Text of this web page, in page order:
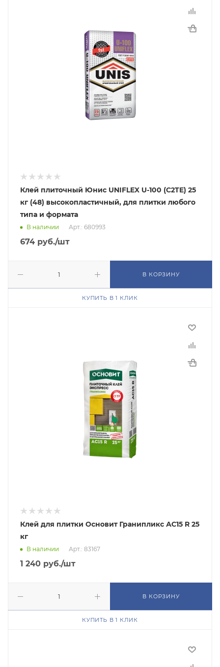
Клей плиточный Юнис UNIFLEX U-100 (C2TE) 25
кг (48) высокопластичный, для плитки любого
типа и формата
В наличии Арт.: 680993
674 руб./шт
В КОРЗИНУ
КУПИТЬ В 1 КЛИК
Клей для плитки Основит Гранипликс АС15 R 25
кг
В наличии Арт.: 83167
1 240 руб./шт
В КОРЗИНУ
КУПИТЬ В 1 КЛИК